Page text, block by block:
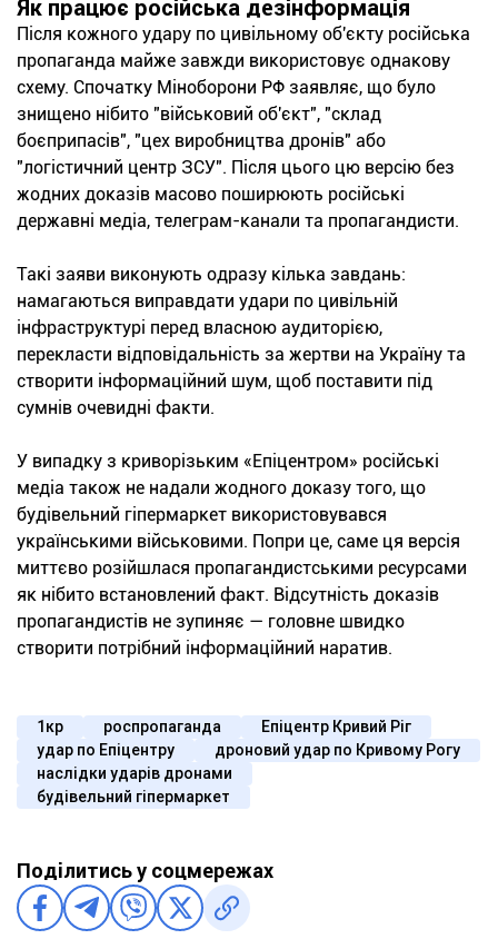
Як працює російська дезінформація
Після кожного удару по цивільному об'єкту російська
пропаганда майже завжди використовує однакову
схему. Спочатку Міноборони РФ заявляє, що було
знищено нібито "військовий об'єкт", "склад
боєприпасів", "цех виробництва дронів" або
"логістичний центр ЗСУ". Після цього цю версію без
жодних доказів масово поширюють російські
державні медіа, телеграм-канали та пропагандисти.
Такі заяви виконують одразу кілька завдань:
намагаються виправдати удари по цивільній
інфраструктурі перед власною аудиторією,
перекласти відповідальність за жертви на Україну та
створити інформаційний шум, щоб поставити під
сумнів очевидні факти.
У випадку з криворізьким «Епіцентром» російські
медіа також не надали жодного доказу того, що
будівельний гіпермаркет використовувався
українськими військовими. Попри це, саме ця версія
миттєво розійшлася пропагандистськими ресурсами
як нібито встановлений факт. Відсутність доказів
пропагандистів не зупиняє — головне швидко
створити потрібний інформаційний наратив.
1кр роспропаганда
Епіцентр Кривий Ріг
удар по Епіцентру
дроновий удар по Кривому Рогу
наслідки ударів дронами
будівельний гіпермаркет
Поділитись у соцмережах